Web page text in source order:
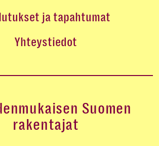
ja tapahtumat
Yhteystiedot
Suomen
rakentajat